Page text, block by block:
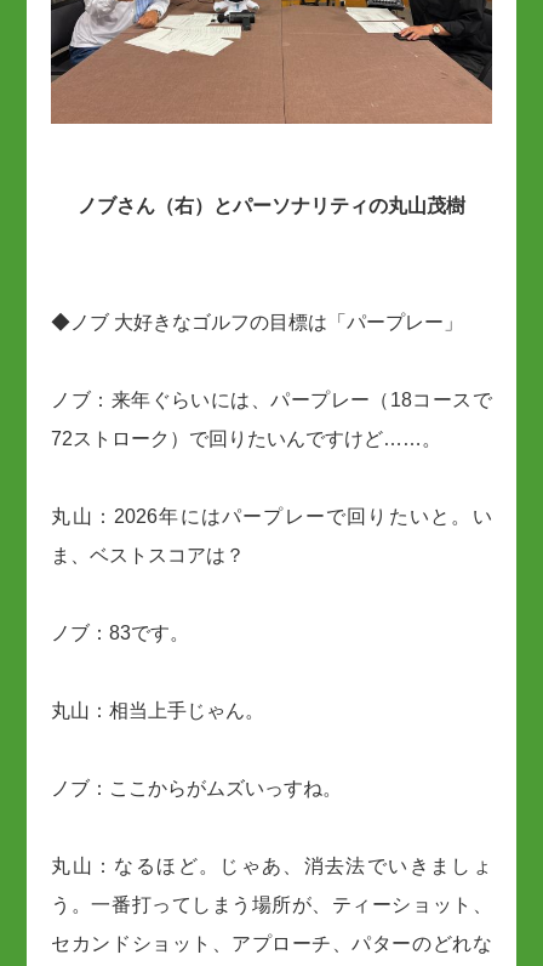
ノブさん（右）とパーソナリティの丸山茂樹
◆ノブ 大好きなゴルフの目標は「パープレー」
ノブ：来年ぐらいには、パープレー（18コースで
72ストローク）で回りたいんですけど……。
丸山：2026年にはパープレーで回りたいと。い
ま、ベストスコアは？
ノブ：83です。
丸山：相当上手じゃん。
ノブ：ここからがムズいっすね。
丸山：なるほど。じゃあ、消去法でいきましょ
う。一番打ってしまう場所が、ティーショット、
セカンドショット、アプローチ、パターのどれな